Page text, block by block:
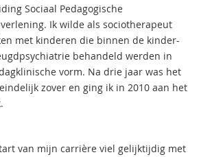
Sociaal Peda­­gogische
Ik wilde als sociotherapeut
met kinderen die binnen de kinder-
behandeld werden in
vorm. Na drie jaar was het
zover en ging ik in 2010 aan het
van mijn carrière viel gelijktijdig met